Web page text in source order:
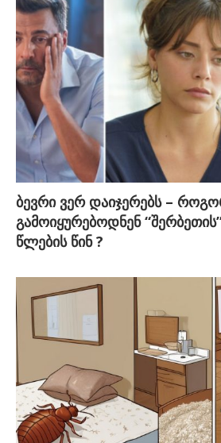
ბევრი ვერ დაიჯერებს –
გამოიყურებოდნენ
წლების წინ ?